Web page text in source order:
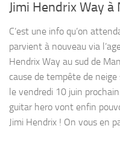
Jimi Hendrix Way
C’est une info qu’on
parvient à nouveau via
Hendrix Way au sud de
cause de tempête de
le vendredi 10 juin
guitar hero vont enfin
Jimi Hendrix ! On vous en